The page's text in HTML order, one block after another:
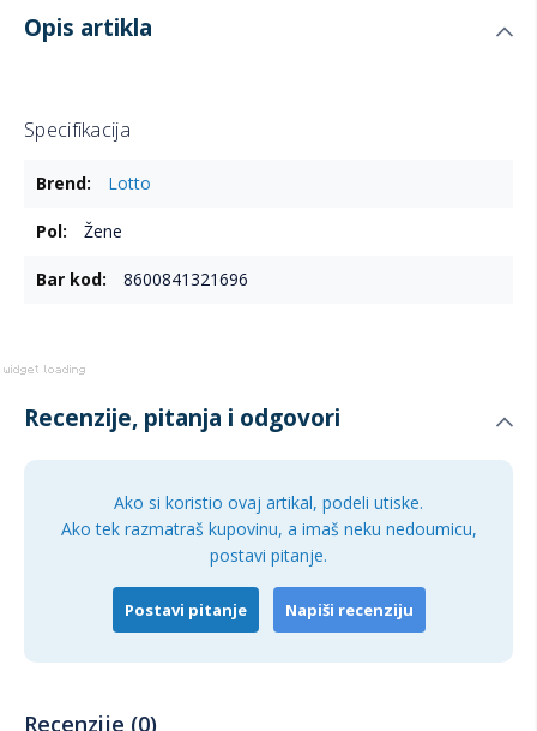
Opis artikla
Specifikacija
informacijaLotto
Žene
8600841321696
Recenzije, pitanja i odgovori
Ako si koristio ovaj artikal, podeli utiske.
Ako tek razmatraš kupovinu, a imaš neku nedoumicu,
postavi pitanje.
Postavi pitanje Napiši recenziju
Recenzije (0)